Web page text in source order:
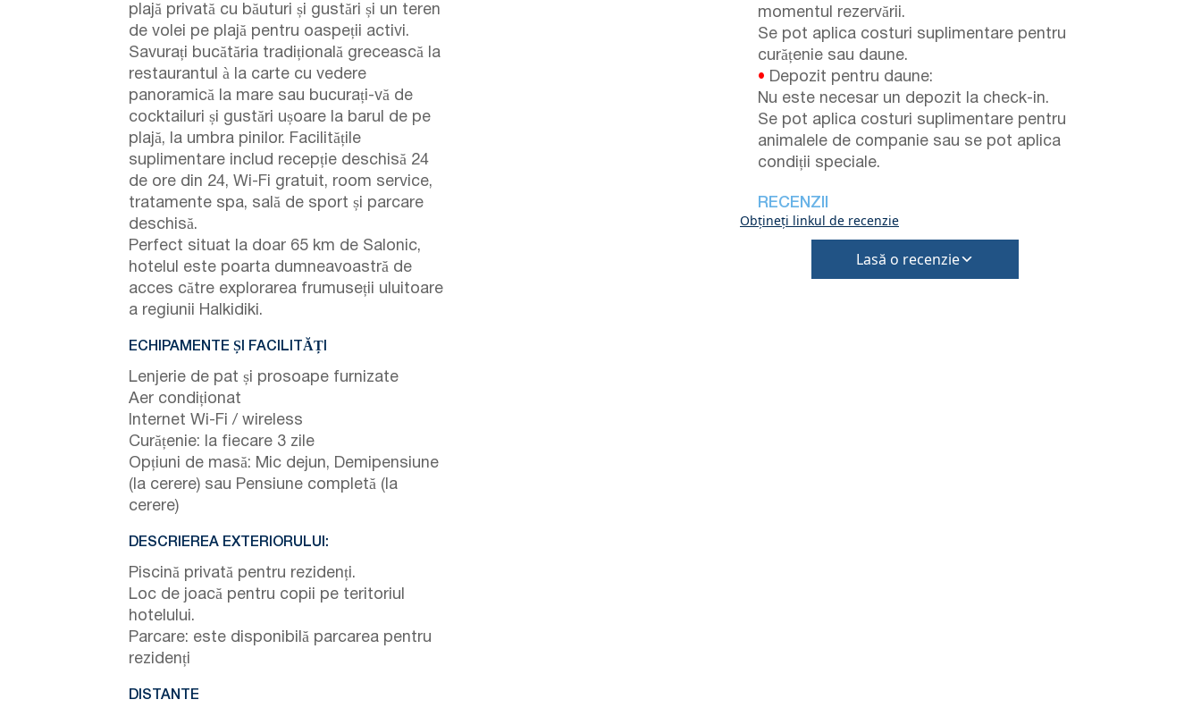
plajă privată cu băuturi și gustări și un teren
de volei pe plajă pentru oaspeții activi.
Savurați bucătăria tradițională grecească la
restaurantul à la carte cu vedere
panoramică la mare sau bucurați-vă de
cocktailuri și gustări ușoare la barul de pe
plajă, la umbra pinilor. Facilitățile
suplimentare includ recepție deschisă 24
de ore din 24, Wi-Fi gratuit, room service,
tratamente spa, sală de sport și parcare
deschisă.
Perfect situat la doar 65 km de Salonic,
hotelul este poarta dumneavoastră de
acces către explorarea frumuseții uluitoare
a regiunii Halkidiki.
ECHIPAMENTE ȘI FACILITĂȚI
Lenjerie de pat și prosoape furnizate
Aer condiționat
Internet Wi-Fi / wireless
Curățenie: la fiecare 3 zile
Opțiuni de masă: Mic dejun, Demipensiune
(la cerere) sau Pensiune completă (la
cerere)
DESCRIEREA EXTERIORULUI:
Piscină privată pentru rezidenți.
Loc de joacă pentru copii pe teritoriul
hotelului.
Parcare: este disponibilă parcarea pentru
rezidenți
DISTANTE
momentul rezervării.
Se pot aplica costuri suplimentare pentru
curățenie sau daune.
• Depozit pentru daune:
Nu este necesar un depozit la check-in.
Se pot aplica costuri suplimentare pentru
animalele de companie sau se pot aplica
condiții speciale.
RECENZII
Obțineți linkul de recenzie
Lasă o recenzie